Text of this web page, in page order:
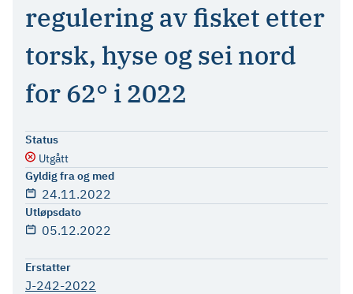
regulering av fisket etter
torsk, hyse og sei nord
for 62° i 2022
Status
Utgått
Gyldig fra og med
24.11.2022
Utløpsdato
05.12.2022
Erstatter
J-242-2022